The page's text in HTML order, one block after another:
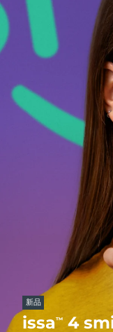
新品
issa™ 4
FAQ™ Pure
issa™ Teeth
FAQ™ Dual
热门产品
特别优惠
English
Français
Polski
Türkçe
发货国家
澳大利亚
法国